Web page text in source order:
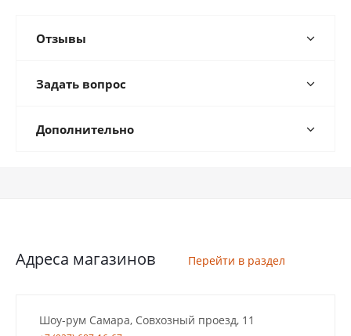
Отзывы
Задать вопрос
Дополнительно
Адреса магазинов Перейти в раздел
Шоу-рум Самара, Совхозный проезд, 11